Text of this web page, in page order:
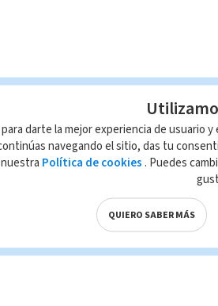
para darte la mejor experiencia de usuario
navegando el sitio, das tu
nuestra Política de cookies . Puedes
QUIERO SABER MÁS